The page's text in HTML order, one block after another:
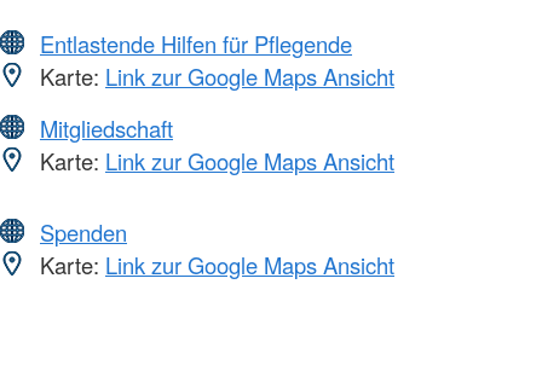
Entlastende Hilfen für Pflegende
Karte: Link zur Google Maps Ansicht
Mitgliedschaft
Karte: Link zur Google Maps Ansicht
Spenden
Karte: Link zur Google Maps Ansicht